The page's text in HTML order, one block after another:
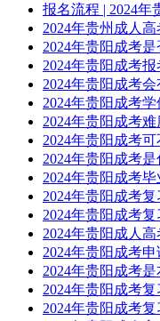
报名流程 | 2024年
2024年贵州成人
2024年贵阳成考
2024年贵阳成考
2024年贵阳成考
2024年贵阳成考
2024年贵阳成考难
2024年贵阳成考
2024年贵阳成考
2024年贵阳成考
2024年贵阳成考
2024年贵阳成考
2024年贵阳成人
2024年贵阳成考​
2024年贵阳成考是
2024年贵阳成考
2024年贵阳成考